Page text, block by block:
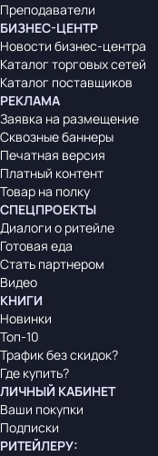
Преподаватели
БИЗНЕС-ЦЕНТР
Новости бизнес-центра
Каталог торговых сетей
Каталог поставщиков
РЕКЛАМА
Заявка на размещение
Сквозные баннеры
Печатная версия
Платный контент
Товар на полку
СПЕЦПРОЕКТЫ
Диалоги о ритейле
Готовая еда
Стать партнером
Видео
КНИГИ
Новинки
Топ-10
Трафик без скидок?
Где купить?
ЛИЧНЫЙ КАБИНЕТ
Ваши покупки
Подписки
РИТЕЙЛЕРУ: